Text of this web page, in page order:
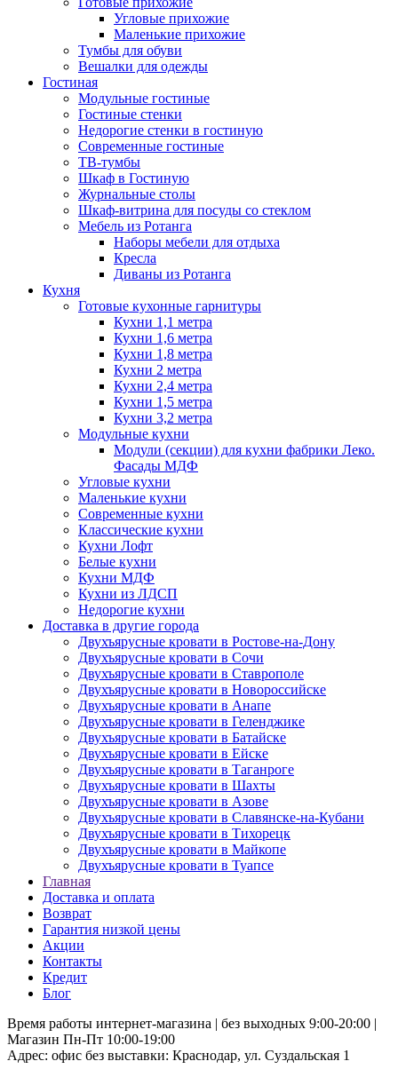
Угловые прихожие
Маленькие прихожие
Тумбы для обуви
Вешалки для одежды
Гостиная
Модульные гостиные
Гостиные стенки
Недорогие стенки в гостиную
Современные гостиные
ТВ-тумбы
Шкаф в Гостиную
Журнальные столы
Шкаф-витрина для посуды со стеклом
Мебель из Ротанга
Наборы мебели для отдыха
Кресла
Диваны из Ротанга
Кухня
Готовые кухонные гарнитуры
Кухни 1,1 метра
Кухни 1,6 метра
Кухни 1,8 метра
Кухни 2 метра
Кухни 2,4 метра
Кухни 1,5 метра
Кухни 3,2 метра
Модульные кухни
Модули (секции) для кухни фабрики Леко.
Фасады МДФ
Угловые кухни
Маленькие кухни
Современные кухни
Классические кухни
Кухни Лофт
Белые кухни
Кухни МДФ
Кухни из ЛДСП
Недорогие кухни
Доставка в другие города
Двухъярусные кровати в Ростове-на-Дону
Двухъярусные кровати в Сочи
Двухъярусные кровати в Ставрополе
Двухъярусные кровати в Новороссийске
Двухъярусные кровати в Анапе
Двухъярусные кровати в Геленджике
Двухъярусные кровати в Батайске
Двухъярусные кровати в Ейске
Двухъярусные кровати в Таганроге
Двухъярусные кровати в Шахты
Двухъярусные кровати в Азове
Двухъярусные кровати в Славянске-на-Кубани
Двухъярусные кровати в Тихорецк
Двухъярусные кровати в Майкопе
Двухъярусные кровати в Туапсе
Главная
Доставка и оплата
Возврат
Гарантия низкой цены
Акции
Контакты
Кредит
Блог
Время работы интернет-магазина | без выходных 9:00-20:00 |
Магазин Пн-Пт 10:00-19:00
Адрес: офис без выставки: Краснодар, ул. Суздальская 1